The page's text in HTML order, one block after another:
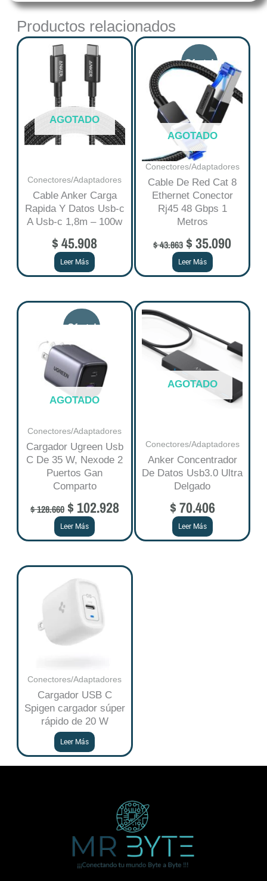
Productos relacionados
AGOTADO
Conectores/Adaptadores
Cable Anker Carga
Rapida Y Datos Usb-c
A Usb-c 1,8m – 100w
$45.908
Leer Más
AGOTADO
Conectores/Adaptadores
Cable De Red Cat 8
Ethernet Conector
Rj45 48 Gbps 1
Metros
$43.863
Original
price
was:
$ 43.863.
$35.090
price
is:
$
Leer Más
AGOTADO
Conectores/Adaptadores
Cargador Ugreen Usb
C De 35 W, Nexode 2
Puertos Gan
Comparto
$128.660
Original
price
was:
$ 128.660.
$ 102.928
Current
$ 102.928.
Leer Más
AGOTADO
Conectores/Adaptadores
Anker Concentrador
De Datos Usb3.0 Ultra
Delgado
$70.406
Leer Más
Conectores/Adaptadores
Cargador USB C
Spigen cargador súper
rápido de 20 W
Leer Más